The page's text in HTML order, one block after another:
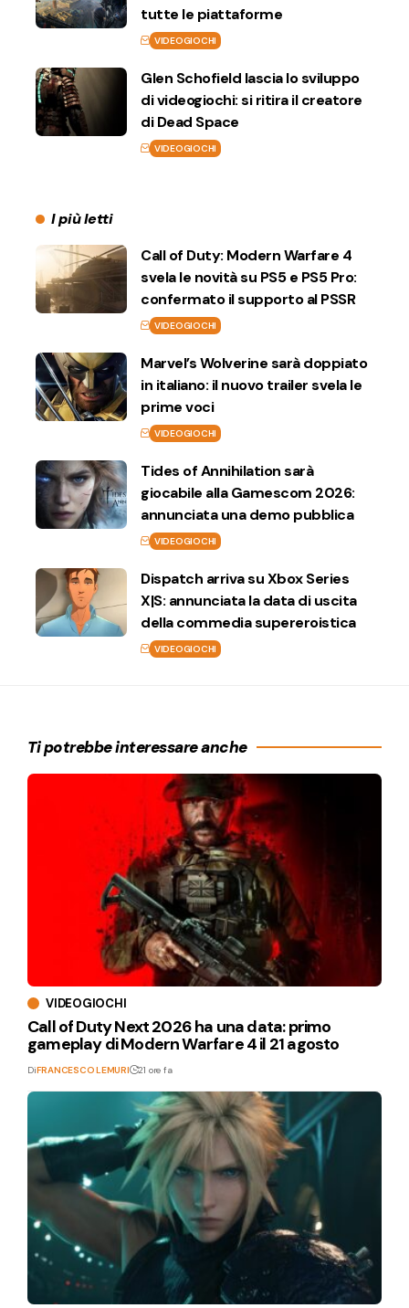
tutte le piattaforme
VIDEOGIOCHI
Glen Schofield lascia lo sviluppo
di videogiochi: si ritira il creatore
di Dead Space
VIDEOGIOCHI
I più letti
Call of Duty: Modern Warfare 4
svela le novità su PS5 e PS5 Pro:
confermato il supporto al PSSR
VIDEOGIOCHI
Marvel’s Wolverine sarà doppiato
in italiano: il nuovo trailer svela le
prime voci
VIDEOGIOCHI
Tides of Annihilation sarà
giocabile alla Gamescom 2026:
annunciata una demo pubblica
VIDEOGIOCHI
Dispatch arriva su Xbox Series
X|S: annunciata la data di uscita
della commedia supereroistica
VIDEOGIOCHI
Ti potrebbe interessare anche
VIDEOGIOCHI
Call of Duty Next 2026 ha una data: primo
gameplay di Modern Warfare 4 il 21 agosto
DiFRANCESCO LEMURI 21 ore fa